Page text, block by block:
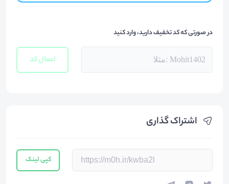
اشتراک گذاری
کپی لینک
در صورتی که کد تخفیف دارید، وارد کنید
اعمال کد